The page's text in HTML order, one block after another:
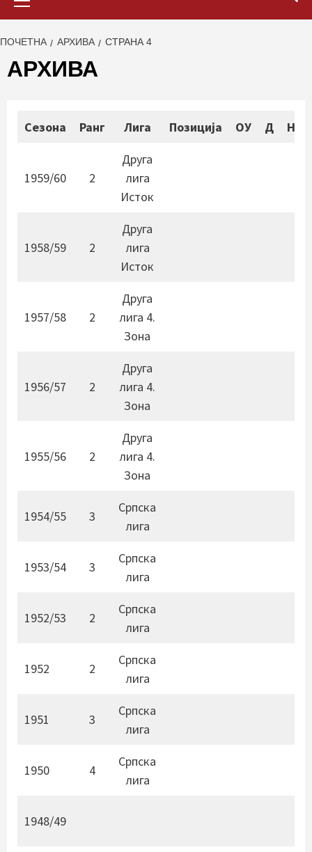
ПОЧЕТНА АРХИВА СТРАНА 4
АРХИВА
Сезона Ранг Лига Позиција ОУ Д Н
1959/60 2
Друга
лига
Исток
1958/59 2
Друга
лига
Исток
1957/58 2
Друга
лига 4.
Зона
1956/57 2
Друга
лига 4.
Зона
1955/56 2
Друга
лига 4.
Зона
1954/55 3
Српска
лига
1953/54 3
Српска
лига
1952/53 2
Српска
лига
1952 2
Српска
лига
1951 3
Српска
лига
1950 4
Српска
лига
1948/49